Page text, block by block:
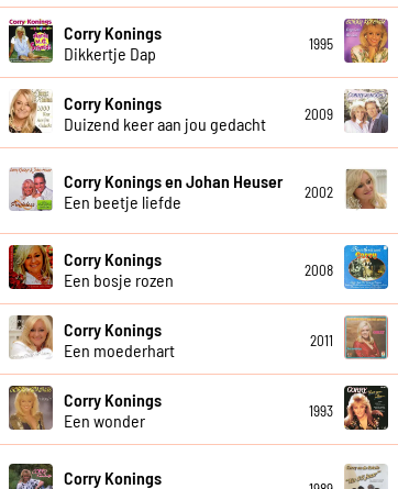
Corry Konings
Dikkertje Dap
1995
Corry Konings
Duizend keer aan jou gedacht
2009
Corry Konings en Johan Heuser
Een beetje liefde
2002
Corry Konings
Een bosje rozen
2008
Corry Konings
Een moederhart
2011
Corry Konings
Een wonder
1993
Corry Konings